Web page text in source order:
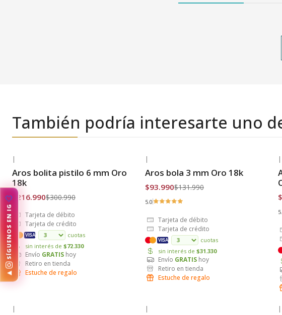
También podría interesarte uno
Envío Gratis
|
Aros bolita pistilo 6 mm Oro
18k
$216.990$300.990
Tarjeta de débito
Tarjeta de crédito
VISA
cuotas
sin interés de $72.330
Envío GRATIS hoy
Retiro en tienda
Estuche de regalo
Envío Gratis
|
Aros bola 3 mm Oro 18k
$93.990$131.990
5.0
Tarjeta de débito
Tarjeta de crédito
VISA
cuotas
sin interés de $31.330
Envío GRATIS hoy
Retiro en tienda
Estuche de regalo
|
| | |
🤍
◀